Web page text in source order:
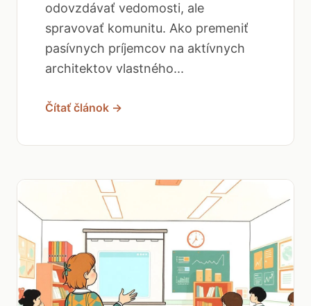
odovzdávať vedomosti, ale
spravovať komunitu. Ako premeniť
pasívnych príjemcov na aktívnych
architektov vlastného...
Čítať článok →